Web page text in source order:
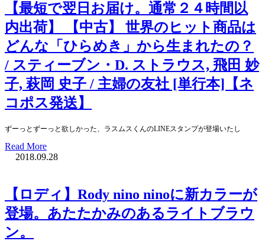
【最短で翌日お届け。通常２４時間以
内出荷】 【中古】 世界のヒット商品は
どんな「ひらめき」から生まれたの？
/ スティーブン・D. ストラウス, 飛田 妙
子, 萩岡 史子 / 主婦の友社 [単行本]【ネ
コポス発送】
ずーっとずーっと欲しかった、ラスムスくんのLINEスタンプが登場いたし
Read More
2018.09.28
【ロディ】Rody nino ninoに新カラーが
登場。あたたかみのあるライトブラウ
ン。